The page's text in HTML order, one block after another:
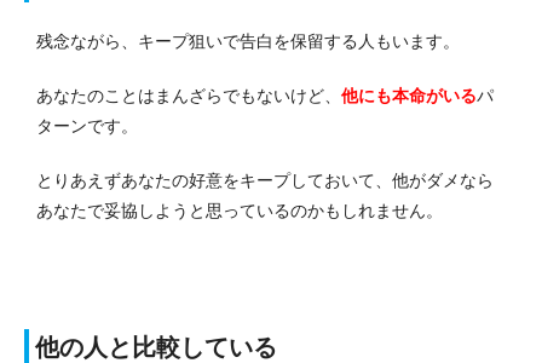
残念ながら、キープ狙いで告白を保留する人もいます。
あなたのことはまんざらでもないけど、 他にも本命がいるパ
ターンです。
とりあえずあなたの好意をキープしておいて、他がダメなら
あなたで妥協しようと思っているのかもしれません。
他の人と比較している